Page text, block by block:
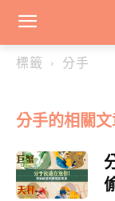
標籤 分手
分手的相關